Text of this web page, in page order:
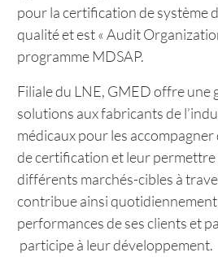
pour la certification de système
qualité et est « Audit
programme MDSAP.
Filiale du LNE, GMED offre une
solutions aux fabricants de
médicaux pour les
de certification et leur permettre
différents marchés-cibles à
contribue ainsi quotidiennement
performances de ses clients et
participe à leur développement.